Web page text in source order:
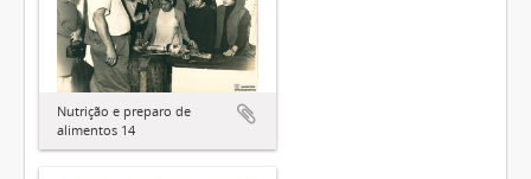
Nutrição e preparo de
alimentos 14